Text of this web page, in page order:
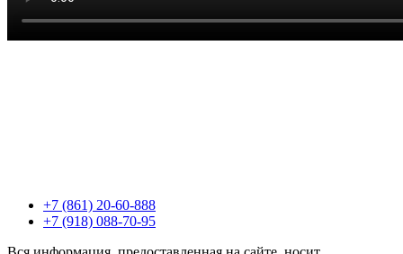
+7 (861) 20-60-888
+7 (918) 088-70-95